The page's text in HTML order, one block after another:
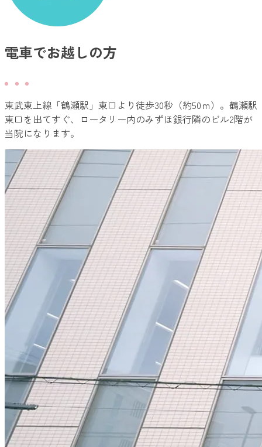
電車でお越しの方
東武東上線「鶴瀬駅」東口より徒歩30秒（約50ｍ）。鶴瀬駅
東口を出てすぐ、ロータリー内のみずほ銀行隣のビル2階が
当院になります。